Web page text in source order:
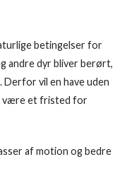
betingelser for
andre dyr bliver berørt,
vil en have uden
være et fristed for
af motion og bedre